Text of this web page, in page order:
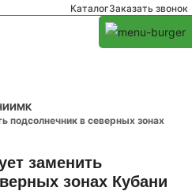
КаталогЗаказать звонок
в северных зонах
заменить
зонах Кубани